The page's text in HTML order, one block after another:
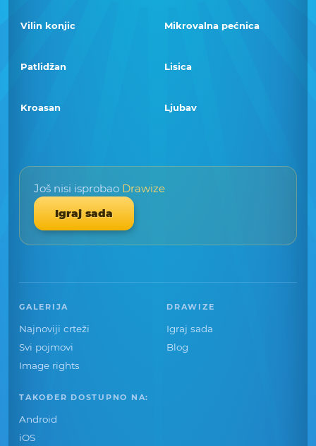
Vilin konjic Mikrovalna pećnica
Patlidžan Lisica
Kroasan Ljubav
Još nisi isprobao Drawize
Igraj sada
GALERIJA
Najnoviji crteži
Svi pojmovi
Image rights
DRAWIZE
Igraj sada
Blog
TAKOĐER DOSTUPNO NA:
Android
iOS